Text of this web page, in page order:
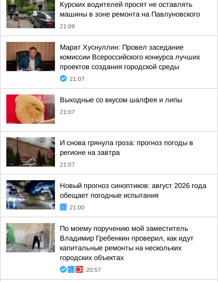
Курских водителей просят не оставлять
машины в зоне ремонта на Павлуновского
21:09
Марат Хуснуллин: Провел заседание
комиссии Всероссийского конкурса лучших
проектов создания городской среды
21:07
Выходные со вкусом шалфея и липы
21:07
И снова грянула гроза: прогноз погоды в
регионе на завтра
21:07
Новый прогноз синоптиков: август 2026 года
обещает погодные испытания
21:00
По моему поручению мой заместитель
Владимир Гребенкин проверил, как идут
капитальные ремонты на нескольких
городских объектах
20:57